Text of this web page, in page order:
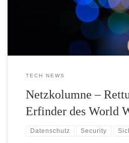
an sich findet sich unter https://
TECH NEWS
Netzkolumne –
Erfinder des World
Datenschutz Security